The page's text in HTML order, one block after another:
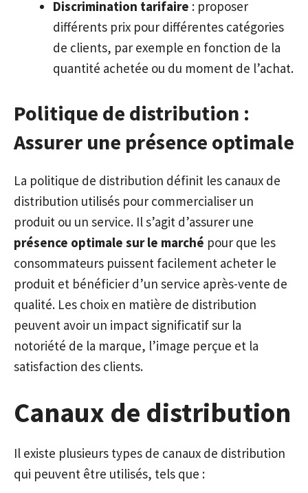
Discrimination tarifaire : proposer
différents prix pour différentes catégories
de clients, par exemple en fonction de la
quantité achetée ou du moment de l’achat.
Politique de distribution :
Assurer une présence optimale
La politique de distribution définit les canaux de
distribution utilisés pour commercialiser un
produit ou un service. Il s’agit d’assurer une
présence optimale sur le marché pour que les
consommateurs puissent facilement acheter le
produit et bénéficier d’un service après-vente de
qualité. Les choix en matière de distribution
peuvent avoir un impact significatif sur la
notoriété de la marque, l’image perçue et la
satisfaction des clients.
Canaux de distribution
Il existe plusieurs types de canaux de distribution
qui peuvent être utilisés, tels que :